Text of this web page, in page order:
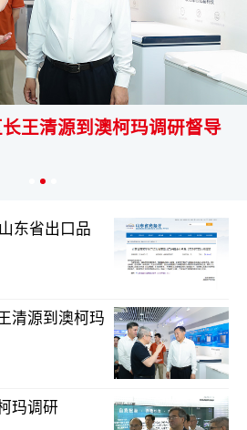
王清源到澳柯玛调研督导
东省出口品
清源到澳柯玛
玛调研